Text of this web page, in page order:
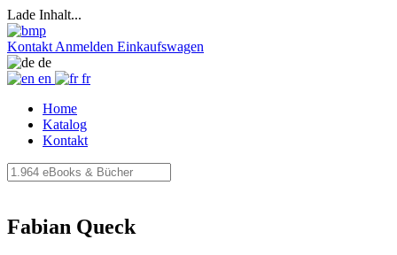
Lade Inhalt...
Kontakt Anmelden Einkaufswagen
de
en
fr
Home
Katalog
Kontakt
Fabian Queck